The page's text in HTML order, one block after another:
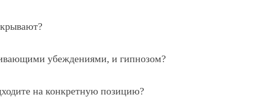
убеждениями, и гипнозом?
на конкретную позицию?